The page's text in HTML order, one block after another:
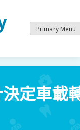
Primary Menu
定車載